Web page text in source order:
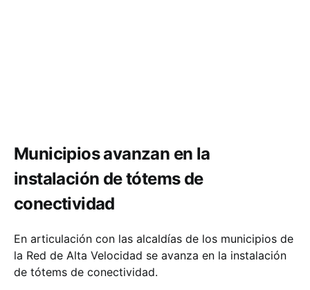
Municipios avanzan en la
instalación de tótems de
conectividad
En articulación con las alcaldías de los municipios de
la Red de Alta Velocidad se avanza en la instalación
de tótems de conectividad.